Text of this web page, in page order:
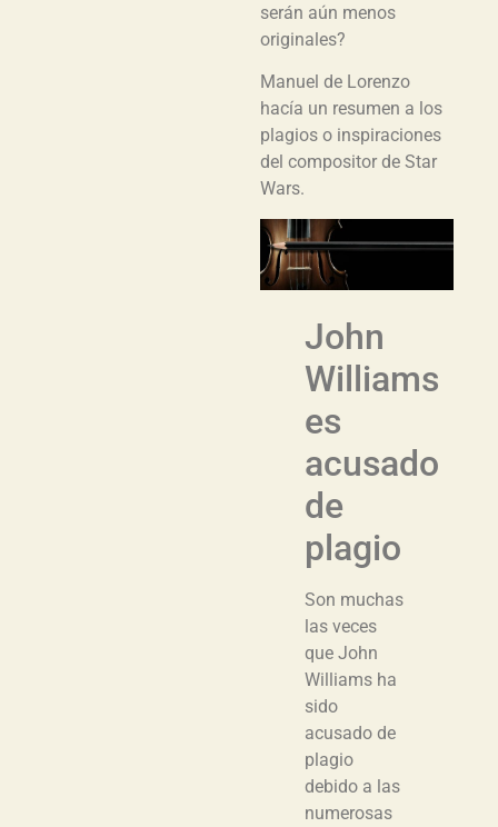
serán aún menos
originales?
Manuel de Lorenzo
hacía un resumen a los
plagios o inspiraciones
del compositor de Star
Wars.
John
Williams
es
acusado
de
plagio
Son muchas
las veces
que John
Williams ha
sido
acusado de
plagio
debido a las
numerosas